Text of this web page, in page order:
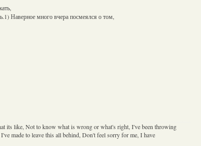
Наверное много вчера посмеялся о том,
its like, Not to know what is wrong or what's right, I've been throwing
made to leave this all behind, Don't feel sorry for me, I have